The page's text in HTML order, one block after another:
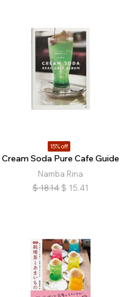
15% off
Cream Soda Pure Cafe Guide
Namba Rina
$ 18.14 $ 15.41